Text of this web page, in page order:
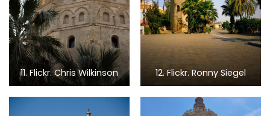
11. Flickr. Chris Wilkinson 12. Flickr. Ronny Siegel